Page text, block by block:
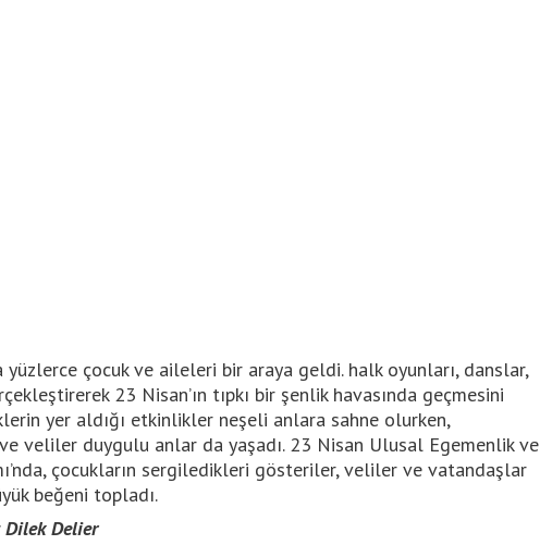
çocuk ve aileleri bir araya geldi. halk oyunları, danslar,
23 Nisan’ın tıpkı bir şenlik havasında geçmesini
yer aldığı etkinlikler neşeli anlara sahne olurken,
veliler duygulu anlar da yaşadı. 23 Nisan Ulusal Egemenlik ve
çocukların sergiledikleri gösteriler, veliler ve vatandaşlar
beğeni topladı.
Delier